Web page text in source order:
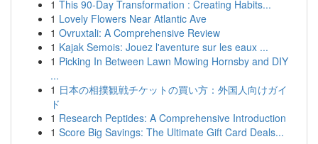
1 This 90-Day Transformation : Creating Habits...
1 Lovely Flowers Near Atlantic Ave
1 Ovruxtali: A Comprehensive Review
1 Kajak Semois: Jouez l'aventure sur les eaux ...
1 Picking In Between Lawn Mowing Hornsby and DIY
...
1 日本の相撲観戦チケットの買い方：外国人向けガイ
ド
1 Research Peptides: A Comprehensive Introduction
1 Score Big Savings: The Ultimate Gift Card Deals...